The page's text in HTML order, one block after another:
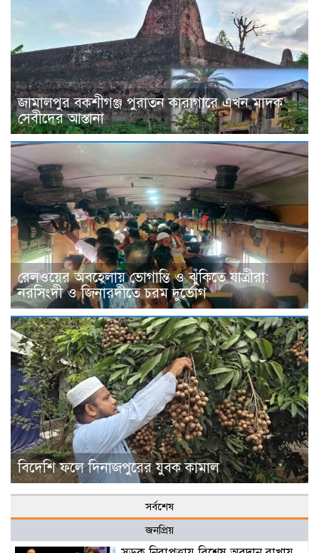
জামালপুর বকশীগঞ্জ পুরাতন কারাগারে এখন মাদক
সেবীদের আস্তানা
রেলওয়ের অবহেলায় ভোগান্তি ও ঝুঁকিতে যাত্রীরা:
নরসিংদী ও জিনারদীতে চরম দুর্ভোগ
বিদেশি ফলে দিনাজপুরের যুবক কামাল
সর্বশেষ
জনপ্রিয়